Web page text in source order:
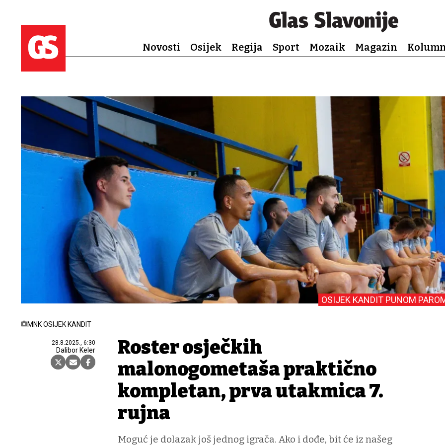
Novosti Osijek Regija Sport Mozaik Magazin
MNK OSIJEK KANDIT
28.8.2025., 6:30
Dalibor Keler
OSIJEK KANDIT PUNOM
Roster osječkih
malonogometaša praktično
kompletan, prva utakmica 7.
rujna
Moguć je dolazak još jednog igrača. Ako i dođe, bit će iz našeg